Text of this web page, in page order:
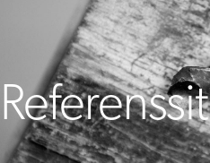
Referenssit